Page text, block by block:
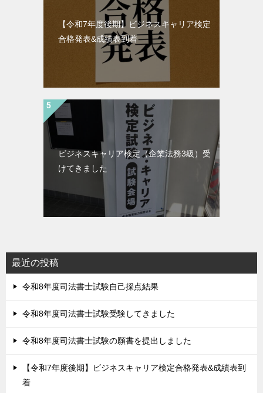
【令和7年度後期】ビジネスキャリア検定
合格発表&成績表到着
ビジネスキャリア検定（企業法務3級）受
けてきました
最近の投稿
令和8年度司法書士試験自己採点結果
令和8年度司法書士試験受験してきました
令和8年度司法書士試験の願書を提出しました
【令和7年度後期】ビジネスキャリア検定合格発表&成績表到
着